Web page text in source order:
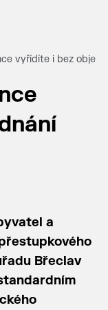
vyřídíte i bez
a
Břeclav